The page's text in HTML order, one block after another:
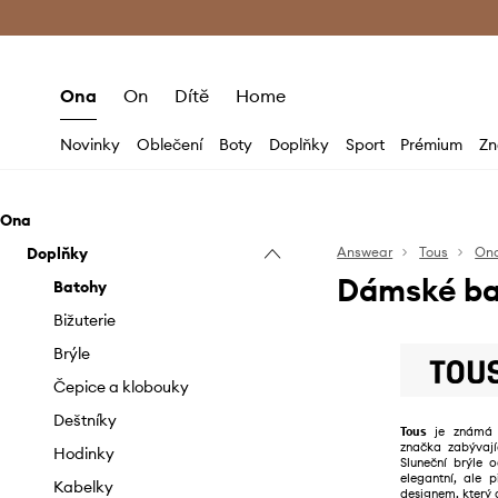
Doručení a
Ona On Dítě Home
Novinky Oblečení Boty Doplňky Sport Prémium
Ona
Doplňky
Batohy
Bižuterie
Brýle
Čepice a klobouky
Deštníky
Hodinky
Kabelky
Answear Tous
Dámské
Tous je známá
značka
Sluneční brýle
elegantní, ale
designem, který